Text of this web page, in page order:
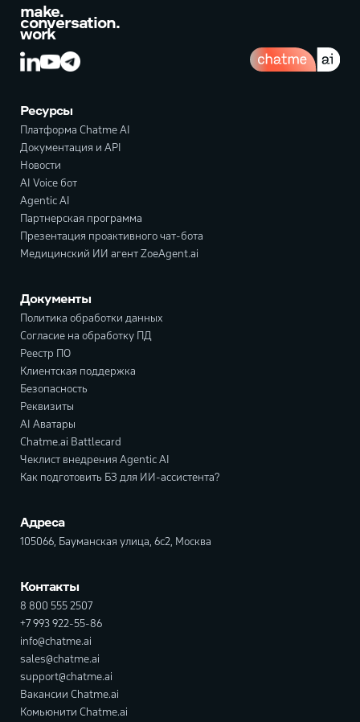
make.
conversation.
work
Ресурсы
Платформа Chatme AI
Документация и API
Новости
AI Voice бот
Agentic AI
Партнерская программа
Презентация проактивного чат-бота
Медицинский ИИ агент ZoeAgent.ai
Документы
Политика обработки данных
Согласие на обработку ПД
Реестр ПО
Клиентская поддержка
Безопасность
Реквизиты
AI Аватары
Chatme.ai Battlecard
Чеклист внедрения Agentic AI
Как подготовить БЗ для ИИ-ассистента?
Адреса
105066, Бауманская улица, 6с2, Москва
Контакты
8 800 555 2507
+7 993 922-55-86
info@chatme.ai
sales@chatme.ai
support@chatme.ai
Вакансии Chatme.ai
Комьюнити Chatme.ai